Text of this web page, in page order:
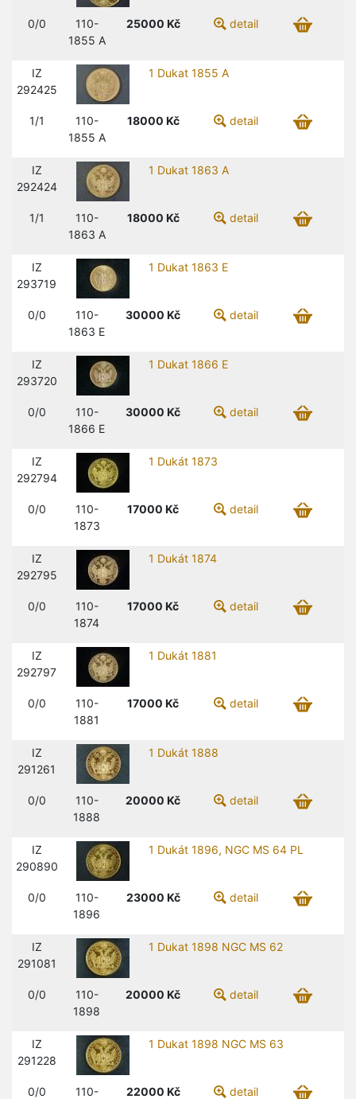
0/0
110-
1855 A
25000 Kč detail
IZ
292425
1 Dukat 1855 A
1/1
110-
1855 A
18000 Kč detail
IZ
292424
1 Dukat 1863 A
1/1
110-
1863 A
18000 Kč detail
IZ
293719
1 Dukat 1863 E
0/0
110-
1863 E
30000 Kč detail
IZ
293720
1 Dukat 1866 E
0/0
110-
1866 E
30000 Kč detail
IZ
292794
1 Dukát 1873
0/0
110-
1873
17000 Kč detail
IZ
292795
1 Dukát 1874
0/0
110-
1874
17000 Kč detail
IZ
292797
1 Dukát 1881
0/0
110-
1881
17000 Kč detail
IZ
291261
1 Dukát 1888
0/0
110-
1888
20000 Kč detail
IZ
290890
1 Dukát 1896, NGC MS 64 PL
0/0
110-
1896
23000 Kč detail
IZ
291081
1 Dukat 1898 NGC MS 62
0/0
110-
1898
20000 Kč detail
IZ
291228
1 Dukat 1898 NGC MS 63
0/0
110-
22000 Kč detail